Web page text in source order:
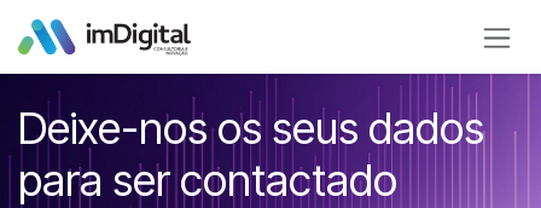
Pular para o conteúdo
Deixe-nos os seus dados
para ser contactado